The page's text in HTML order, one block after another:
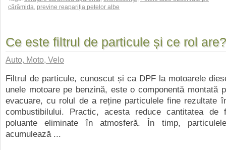
cărămida, previne reapariția petelor albe
Ce este filtrul de particule și ce rol are?
Auto, Moto, Velo
Filtrul de particule, cunoscut și ca DPF la motoarele
unele motoare pe benzină, este o componentă montată
evacuare, cu rolul de a reține particulele fine rezultate
combustibilului. Practic, acesta reduce cantitatea
poluante eliminate în atmosferă. În timp,
acumulează ...